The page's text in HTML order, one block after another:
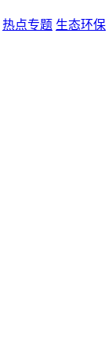
热点专题 生态环保